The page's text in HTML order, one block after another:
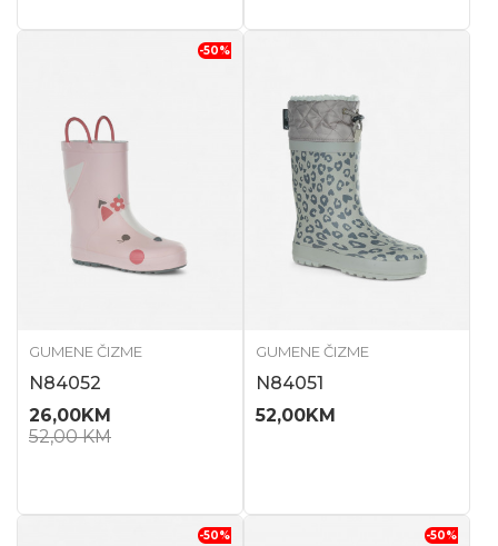
-50%
GUMENE ČIZME
N84052
26,00KM
52,00KM
GUMENE ČIZME
N84051
52,00KM
-50% -50%